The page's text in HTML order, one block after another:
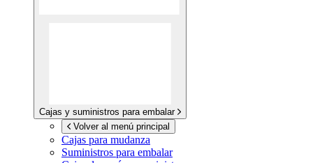
Cajas y suministros para embalar
Volver al menú principal
Cajas para mudanza
Suministros para embalar